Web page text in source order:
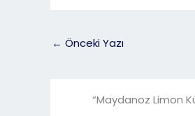
← Önceki Yazı
“Maydanoz Limon